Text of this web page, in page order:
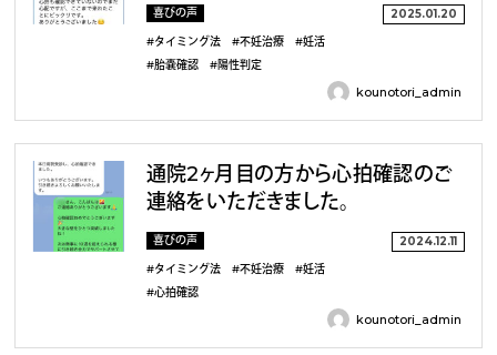
喜びの声
#タイミング法
#不妊治療
#妊活
#胎嚢確認
#陽性判定
2025.01.20
kounotori_admin
通院2ヶ月目の方から心拍確認のご
連絡をいただきました。
喜びの声
#タイミング法
#不妊治療
#妊活
#心拍確認
2024.12.11
kounotori_admin